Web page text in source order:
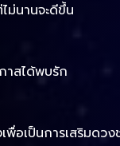
ม่นานจะดีขึ้น
าสได้พบรัก
อเป็นการเสริมดวง